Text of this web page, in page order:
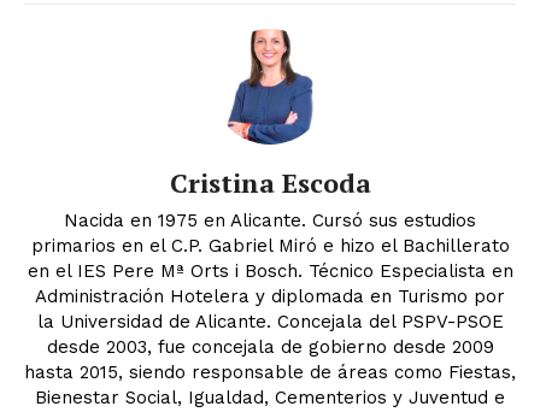
Cristina Escoda
Nacida en 1975 en Alicante. Cursó sus estudios
primarios en el C.P. Gabriel Miró e hizo el Bachillerato
en el IES Pere Mª Orts i Bosch. Técnico Especialista en
Administración Hotelera y diplomada en Turismo por
la Universidad de Alicante. Concejala del PSPV-PSOE
desde 2003, fue concejala de gobierno desde 2009
hasta 2015, siendo responsable de áreas como Fiestas,
Bienestar Social, Igualdad, Cementerios y Juventud e